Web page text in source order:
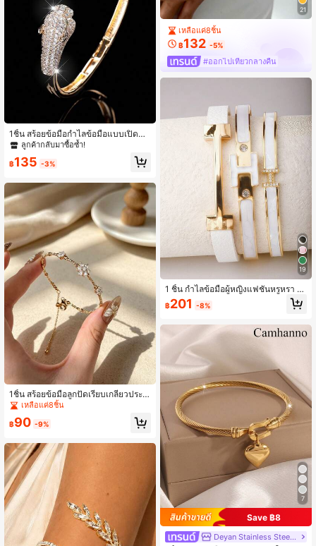
1ชิ้น สร้อยข้อมือกำไลข้อมือแบบเปิดปร
ะดับเพชร Zirconia ลายหัวเสือดาวคู่สุด
หรูและดุร้าย, แนะนำสำหรับสไตล์สตรีท
ของผู้หญิง, ของขวัญสุดพิเศษ
ลูกค้ากลับมาซื้อซ้ำ!
฿135 -3%
1ชิ้น สร้อยข้อมือลูกปัดเรียบเกลียวประดั
บดอกไม้ 3 ดอกด้วยเซอร์โคเนีย สำหรับ
เหลือแค่8ชิ้น
฿90 -9%
21
เหลือแค่8ชิ้น
฿132 -5%
#ออกไปเที่ยวกลางคืน
19
1 ชิ้น กำไลข้อมือผู้หญิงแฟชั่นหรูหรา ตั
วอักษรสีทอง PU ปรับแต่งได้ ของขวัญ
สำหรับแฟนสาว
฿201 -8%
7
Save ฿8
Deyan Stainless Steel Jewelry